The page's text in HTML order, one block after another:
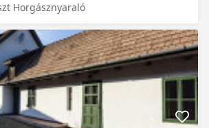
Horgásznyaraló